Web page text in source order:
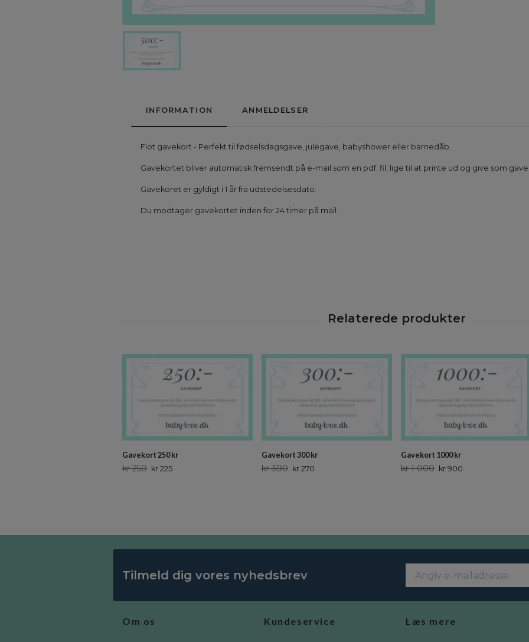
INFORMATION ANMELDELSER
Flot gavekort - Perfekt til fødselsdagsgave, julegave, babyshower eller barnedåb.
Gavekortet bliver automatisk fremsendt på e-mail som en pdf. fil, lige til at printe ud og give som
Gavekoret er gyldigt i 1 år fra udstedelsesdato.
Du modtager gavekortet inden for 24 timer på mail.
Gavekort 250 kr
kr 250 kr 225
Gavekort 300 kr
kr 300 kr 270
Gavekort 1000 kr
kr 1 000 kr 900
Tilmeld dig vores nyhedsbrev
Om os Kundeservice Læs mere